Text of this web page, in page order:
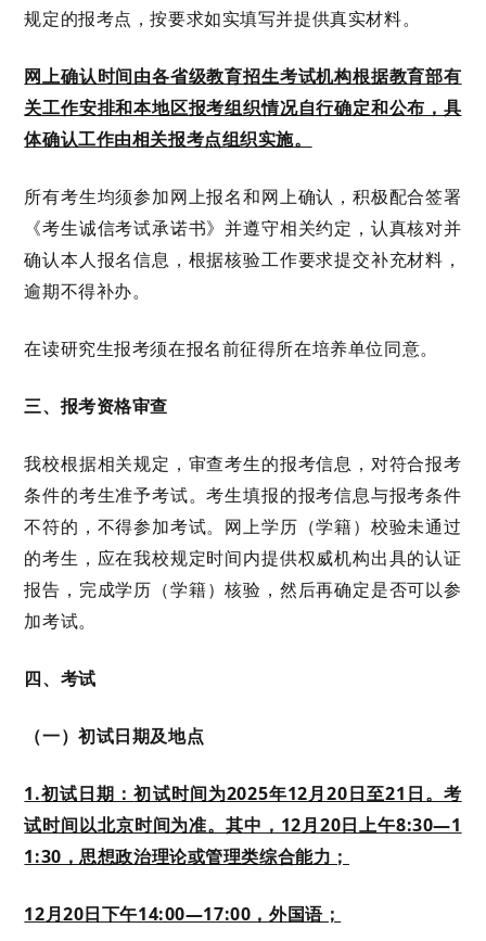
规定的报考点，按要求如实填写并提供真实材料。
网上确认时间由各省级教育招生考试机构根据教育部有
关工作安排和本地区报考组织情况自行确定和公布，具
体确认工作由相关报考点组织实施。
所有考生均须参加网上报名和网上确认，积极配合签署
《考生诚信考试承诺书》并遵守相关约定，认真核对并
确认本人报名信息，根据核验工作要求提交补充材料，
逾期不得补办。
在读研究生报考须在报名前征得所在培养单位同意。
三、报考资格审查
我校根据相关规定，审查考生的报考信息，对符合报考
条件的考生准予考试。考生填报的报考信息与报考条件
不符的，不得参加考试。网上学历（学籍）校验未通过
的考生，应在我校规定时间内提供权威机构出具的认证
报告， 完成学历（学籍）核验 ， 然后再确定是否可以参
加考试。
四、考试
（一）初试日期及地点
1.初试日期：初试时间为2025年12月20日至21日。考
试时间以北京时间为准。其中，12月20日上午8:30—1
1:30，思想政治理论或管理类综合能力；
12月20日下午14:00—17:00，外国语；